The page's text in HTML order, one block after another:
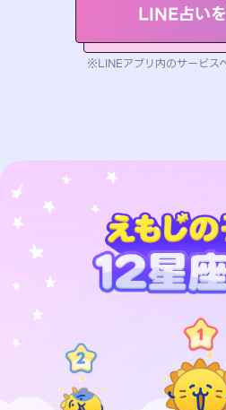
LINE占い
※LINEアプリ内のサービス